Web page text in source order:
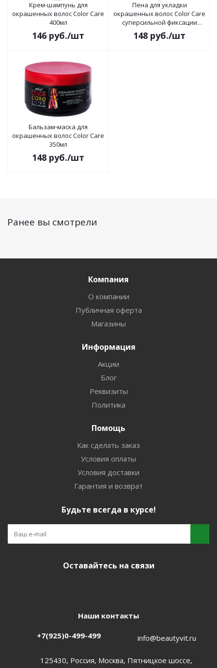
Крем-шампунь для
окрашенных волос Color Care
400мл
146 руб./шт
Пена для укладки
окрашенных волос Color Care
суперсильной фиксации
200мл
148 руб./шт
Бальзам-маска для
окрашенных волос Color Care
350мл
148 руб./шт
Ранее вы смотрели
Компания
О компании
Публичная оферта
Магазины
Информация
Акции
Блог
Реквизиты
Политика
Помощь
Как сделать заказ
Условия оплаты
Условия доставки
Гарантия и возврат
Будьте всегда в курсе!
Оставайтесь на связи
Наши контакты
+7(925)0-499-499 info@beautyvit.ru
125430, Россия, Москва, Пятницкое шоссе,